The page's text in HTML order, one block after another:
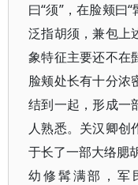
曰“须”，在脸颊曰
泛指胡须，兼包上
象特征主要还不在
脸颊处长有十分浓
结到一起，形成一
人熟悉。关汉卿创
于长了一部大络腮
幼修髯满部，军